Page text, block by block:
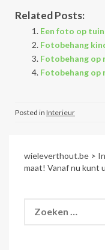
Related Posts:
Een foto op
Fotobehang
Fotobehang op
Fotobehang op
Posted in Interieur
wieleverthout.be >
maat! Vanaf nu kunt
naar: